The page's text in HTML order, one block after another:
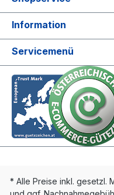
Information
Servicemenü
* Alle Preise inkl. gesetzl.